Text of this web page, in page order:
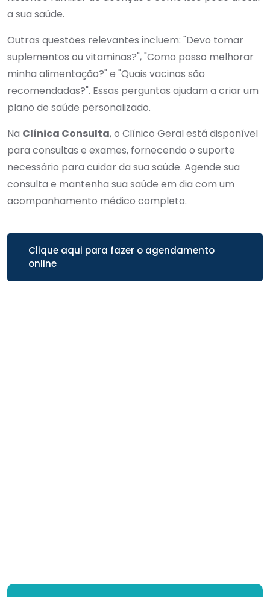
a sua saúde.
Outras questões relevantes incluem: "Devo tomar
suplementos ou vitaminas?", "Como posso melhorar
minha alimentação?" e "Quais vacinas são
recomendadas?". Essas perguntas ajudam a criar um
plano de saúde personalizado.
Na Clínica Consulta, o Clínico Geral está disponível
para consultas e exames, fornecendo o suporte
necessário para cuidar da sua saúde. Agende sua
consulta e mantenha sua saúde em dia com um
acompanhamento médico completo.
Clique aqui para fazer o agendamento
online